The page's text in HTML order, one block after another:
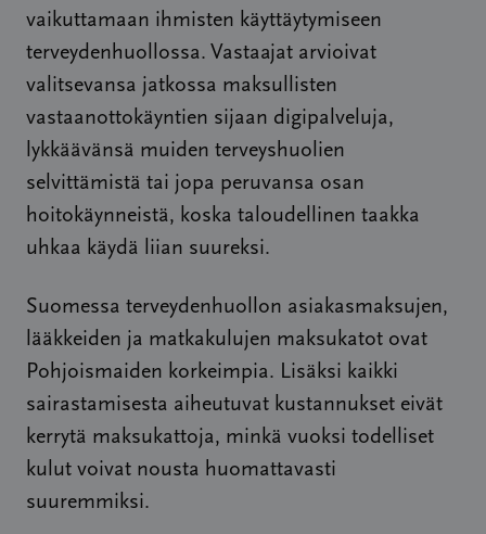
vaikuttamaan ihmisten käyttäytymiseen
terveydenhuollossa. Vastaajat arvioivat
valitsevansa jatkossa maksullisten
vastaanottokäyntien sijaan digipalveluja,
lykkäävänsä muiden terveyshuolien
selvittämistä tai jopa peruvansa osan
hoitokäynneistä, koska taloudellinen taakka
uhkaa käydä liian suureksi.
Suomessa terveydenhuollon asiakasmaksujen,
lääkkeiden ja matkakulujen maksukatot ovat
Pohjoismaiden korkeimpia. Lisäksi kaikki
sairastamisesta aiheutuvat kustannukset eivät
kerrytä maksukattoja, minkä vuoksi todelliset
kulut voivat nousta huomattavasti
suuremmiksi.